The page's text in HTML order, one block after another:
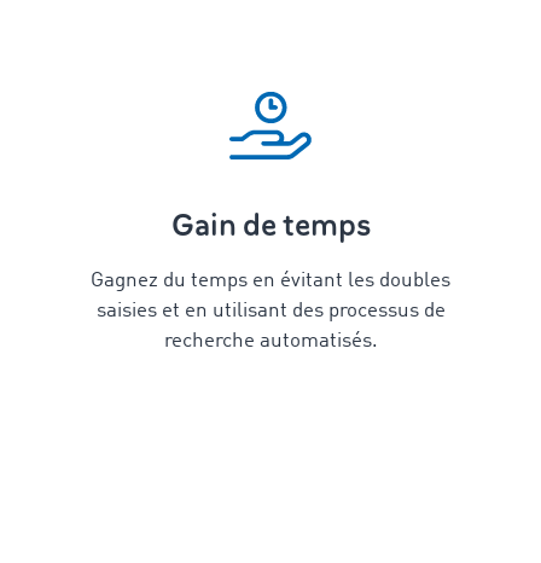
Gain de temps
Gagnez du temps en évitant les doubles
saisies et en utilisant des processus de
recherche automatisés.